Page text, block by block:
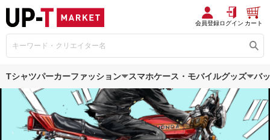
会員登録ログイン カート
Tシャツパーカーファッション スマホケース・モバイルグッズ バ